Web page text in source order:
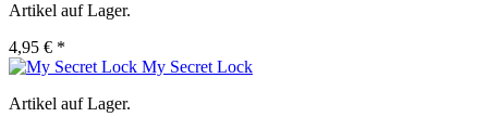
Artikel auf Lager.
4,95 € *
My Secret Lock
Artikel auf Lager.